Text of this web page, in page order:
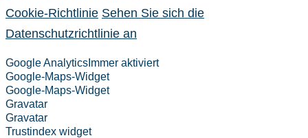
Cookie-Richtlinie Sehen Sie sich die
Datenschutzrichtlinie an
Google Analytics Immer aktiviert
Google-Maps-Widget
Google-Maps-Widget
Gravatar
Gravatar
Trustindex widget